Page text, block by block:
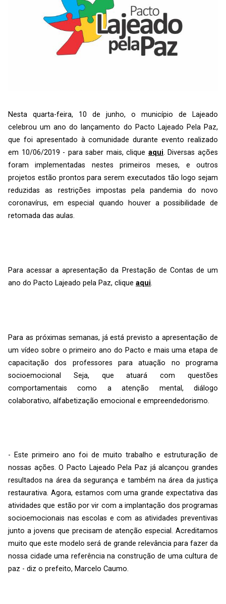
Nesta quarta-feira, 10 de junho, o município de Lajeado
celebrou um ano do lançamento do Pacto Lajeado Pela Paz,
que foi apresentado à comunidade durante evento realizado
em 10/06/2019 - para saber mais, clique aqui. Diversas ações
foram implementadas nestes primeiros meses, e outros
projetos estão prontos para serem executados tão logo sejam
reduzidas as restrições impostas pela pandemia do novo
coronavírus, em especial quando houver a possibilidade de
retomada das aulas.
Para acessar a apresentação da Prestação de Contas de um
ano do Pacto Lajeado pela Paz, clique aqui.
Para as próximas semanas, já está previsto a apresentação de
um vídeo sobre o primeiro ano do Pacto e mais uma etapa de
capacitação dos professores para atuação no programa
socioemocional Seja, que atuará com questões
comportamentais como a atenção mental, diálogo
colaborativo, alfabetização emocional e empreendedorismo.
- Este primeiro ano foi de muito trabalho e estruturação de
nossas ações. O Pacto Lajeado Pela Paz já alcançou grandes
resultados na área da segurança e também na área da justiça
restaurativa. Agora, estamos com uma grande expectativa das
atividades que estão por vir com a implantação dos programas
socioemocionais nas escolas e com as atividades preventivas
junto a jovens que precisam de atenção especial. Acreditamos
muito que este modelo será de grande relevância para fazer da
nossa cidade uma referência na construção de uma cultura de
paz - diz o prefeito, Marcelo Caumo.